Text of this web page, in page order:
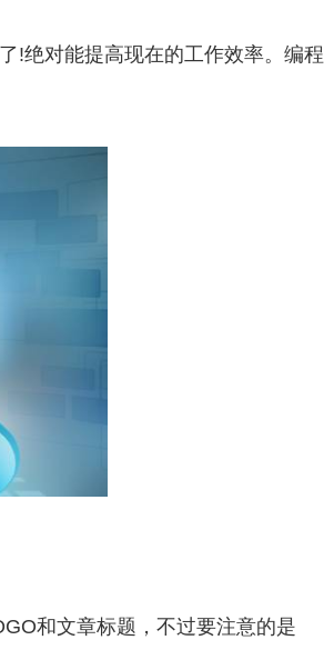
!绝对能提高现在的工作效率。编程
和文章标题，不过要注意的是